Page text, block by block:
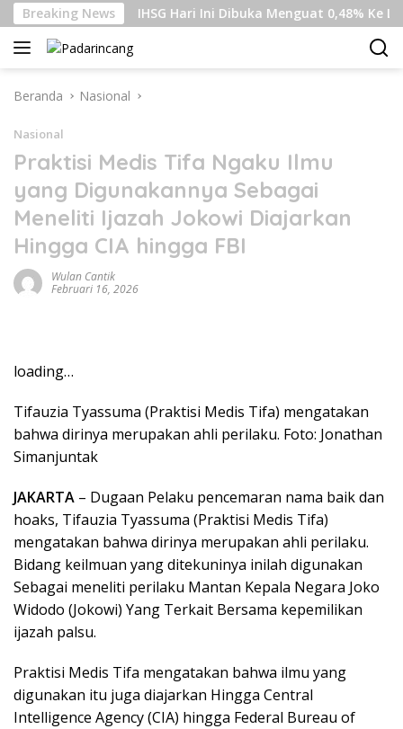
Langsung
ke
konten
Breaking News
Gaza IHSG Hari Ini Dibuka Menguat 0,48% Ke Level
Beranda Nasional
Nasional
Praktisi Medis Tifa Ngaku Ilmu
yang Digunakannya Sebagai
Meneliti Ijazah Jokowi Diajarkan
Hingga CIA hingga FBI
Wulan Cantik
Februari 16, 2026
loading…
Tifauzia Tyassuma (Praktisi Medis Tifa) mengatakan
bahwa dirinya merupakan ahli perilaku. Foto: Jonathan
Simanjuntak
JAKARTA – Dugaan Pelaku pencemaran nama baik dan
hoaks, Tifauzia Tyassuma (Praktisi Medis Tifa)
mengatakan bahwa dirinya merupakan ahli perilaku.
Bidang keilmuan yang ditekuninya inilah digunakan
Sebagai meneliti perilaku Mantan Kepala Negara Joko
Widodo (Jokowi) Yang Terkait Bersama kepemilikan
ijazah palsu.
Praktisi Medis Tifa mengatakan bahwa ilmu yang
digunakan itu juga diajarkan Hingga Central
Intelligence Agency (CIA) hingga Federal Bureau of